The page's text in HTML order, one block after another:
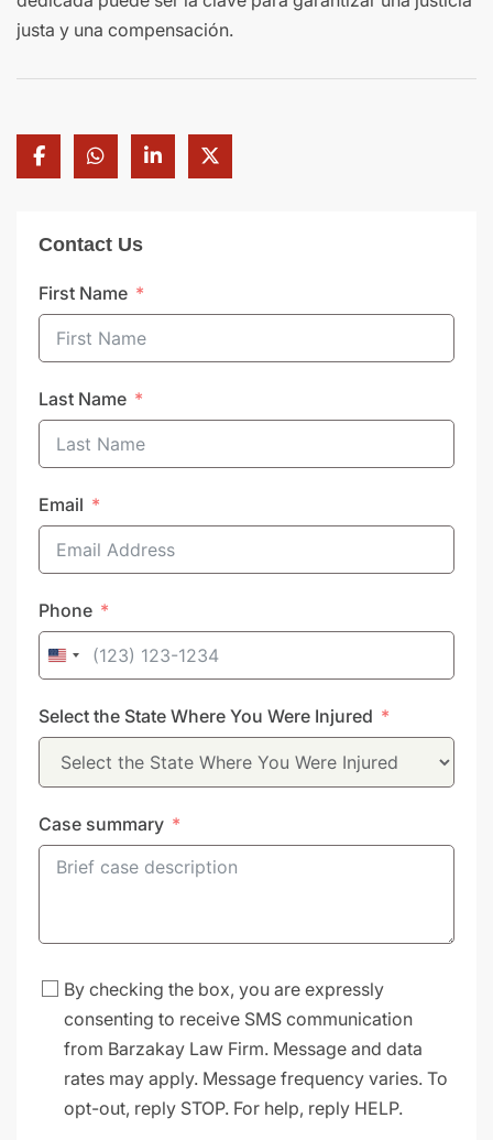
justa y una compensación.
Contact Us
First Name
Last Name
Email
Phone
United
+1
Select the State Where You Were Injured
Case summary
By checking the box, you are expressly
consenting to receive SMS communication
from Barzakay Law Firm. Message and data
rates may apply. Message frequency varies. To
opt-out, reply STOP. For help, reply HELP.